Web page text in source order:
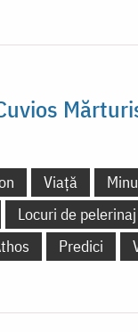
Viață
Locuri de pelerinaj
Predici